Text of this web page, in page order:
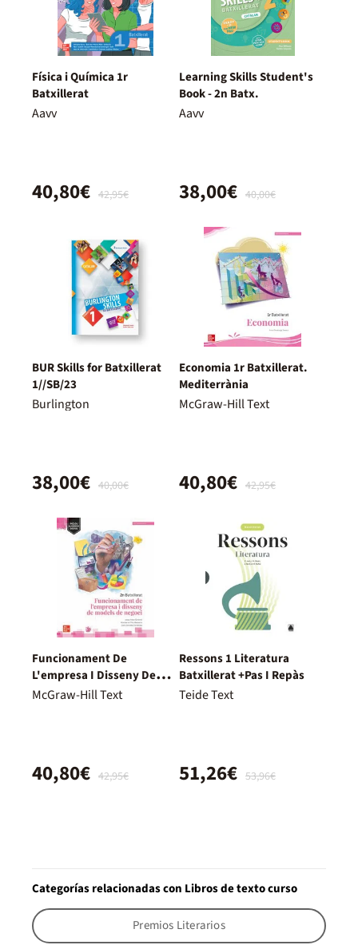
Física i Química 1r
Batxillerat
Aavv
42,95€
40,80€
Learning Skills Student's
Book - 2n Batx.
Aavv
40,00€
38,00€
BUR Skills for Batxillerat
1//SB/23
Burlington
40,00€
38,00€
Economia 1r Batxillerat.
Mediterrània
McGraw-Hill Text
42,95€
40,80€
Funcionament De
L'empresa I Disseny De
Models De Negoci. 2º
McGraw-Hill Text
42,95€
40,80€
Ressons 1 Literatura
Batxillerat +Pas I Repàs
Teide Text
53,96€
51,26€
Categorías relacionadas con Libros de texto curso
Premios Literarios